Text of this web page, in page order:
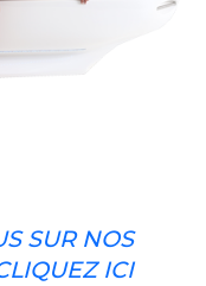
SUR NOS
ICI